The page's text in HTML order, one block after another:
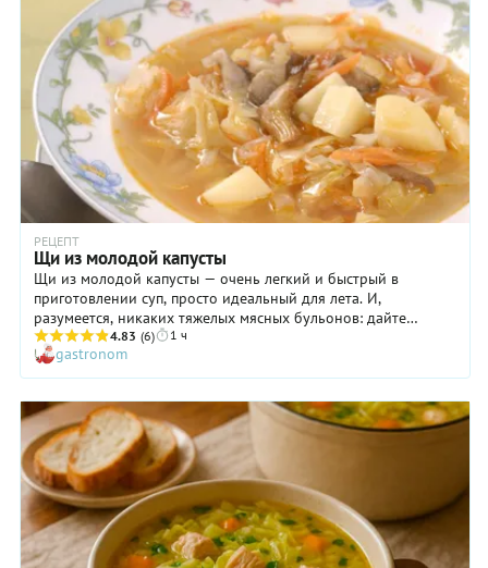
РЕЦЕПТ
Щи из молодой капусты
Щи из молодой капусты — очень легкий и быстрый в
приготовлении суп, просто идеальный для лета. И,
разумеется, никаких тяжелых мясных бульонов: дайте
организму отдохнуть после плотного зимнего меню и
напитаться витаминами в чистом виде! Для тех же, кто
считает, что суп должен обеспечивать чувство насыщения,
сезон грибов вы вполне можете заменить свежесобранными
лесными). И не забудьте добавить в щи из молодой капусты
перед подачей мелко нарезанную зелень: укроп, петрушку,
зеленый лук. Так будет еще вкуснее!
4.83 (6) 1 ч
gastronom